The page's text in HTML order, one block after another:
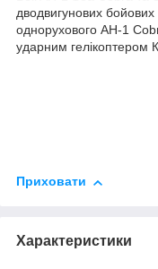
дводвигунових бойових
однорухового AH-1
ударним гелікоптером
Приховати
Характеристики